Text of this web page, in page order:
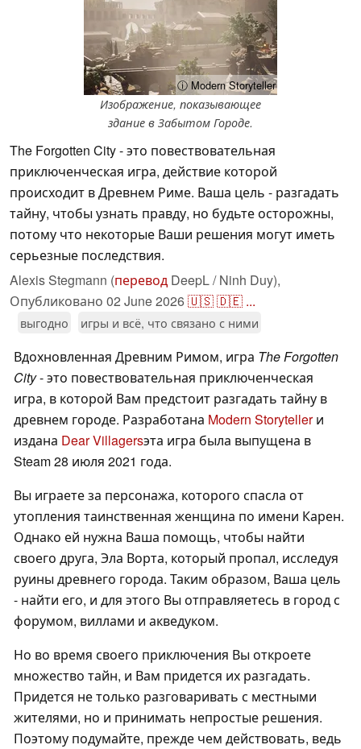
ⓘ Modern Storyteller
Изображение, показывающее
здание в Забытом Городе.
The Forgotten City - это повествовательная
приключенческая игра, действие которой
происходит в Древнем Риме. Ваша цель - разгадать
тайну, чтобы узнать правду, но будьте осторожны,
потому что некоторые Ваши решения могут иметь
серьезные последствия.
Alexis Stegmann (перевод DeepL / Ninh Duy),
Опубликовано 02 June 2026🇺🇸🇩🇪 ...
выгодно игры и всё, что связано с ними
Вдохновленная Древним Римом, игра The Forgotten
City- это повествовательная приключенческая
игра, в которой Вам предстоит разгадать тайну в
древнем городе. Разработана Modern Storytellerи
издана Dear Villagersэта игра была выпущена в
Steam 28 июля 2021 года.
Вы играете за персонажа, которого спасла от
утопления таинственная женщина по имени Карен.
Однако ей нужна Ваша помощь, чтобы найти
своего друга, Эла Ворта, который пропал, исследуя
руины древнего города. Таким образом, Ваша цель
- найти его, и для этого Вы отправляетесь в город с
форумом, виллами и акведуком.
Но во время своего приключения Вы откроете
множество тайн, и Вам придется их разгадать.
Придется не только разговаривать с местными
жителями, но и принимать непростые решения.
Поэтому подумайте, прежде чем действовать, ведь